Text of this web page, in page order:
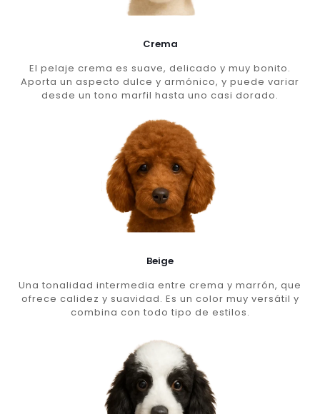
Crema
El pelaje crema es suave, delicado y muy bonito.
Aporta un aspecto dulce y armónico, y puede variar
desde un tono marfil hasta uno casi dorado.
Beige
Una tonalidad intermedia entre crema y marrón, que
ofrece calidez y suavidad. Es un color muy versátil y
combina con todo tipo de estilos.